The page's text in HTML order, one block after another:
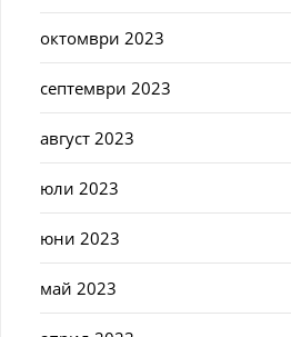
октомври 2023
септември 2023
август 2023
юли 2023
юни 2023
май 2023